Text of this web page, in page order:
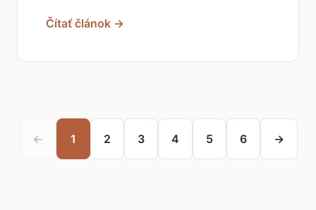
Čítať článok →
← 1 2 3 4 5 6 →